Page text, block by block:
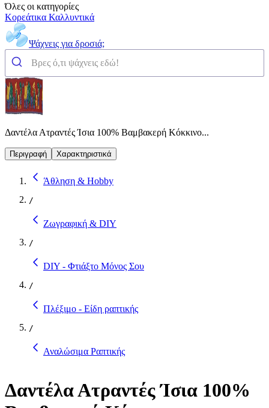
Όλες οι κατηγορίες
Κορεάτικα Καλλυντικά
Ψάχνεις για δροσιά;
Δαντέλα Ατραντές Ίσια 100% Βαμβακερή Κόκκινο...
Περιγραφή Χαρακτηριστικά
Άθληση & Hobby
/
Ζωγραφική & DIY
/
DIY - Φτιάξτο Μόνος Σου
/
Πλέξιμο - Είδη ραπτικής
/
Αναλώσιμα Ραπτικής
Δαντέλα Ατραντές Ίσια 100%